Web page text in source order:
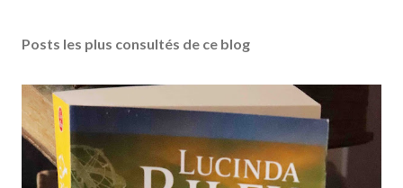
Posts les plus consultés de ce blog